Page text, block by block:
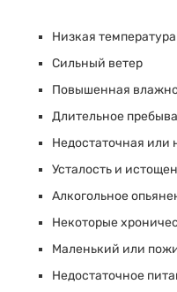
Низкая
Сильный ветер
Повышенная
Длительное
Недостаточная или
Усталость и
Алкогольное
Некоторые
Маленький или
Недостаточное